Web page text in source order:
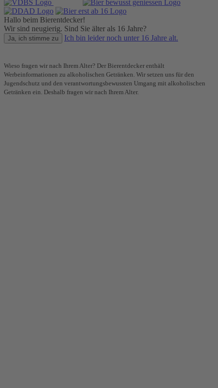
Hallo beim Bierentdecker!
Wir sind neugierig. Sind Sie älter als 16 Jahre?
Ja, ich stimme zu Ich bin leider noch unter 16 Jahre alt.
Wieso fragen wir nach Ihrem Alter? Der Bierentdecker enthält
Werbeinformationen zu alkoholischen Getränken. Wir setzen uns für den
Jugendschutz und den verantwortungsbewussten Umgang mit alkoholischen
Getränken ein. Deshalb fragen wir nach Ihrem Alter.